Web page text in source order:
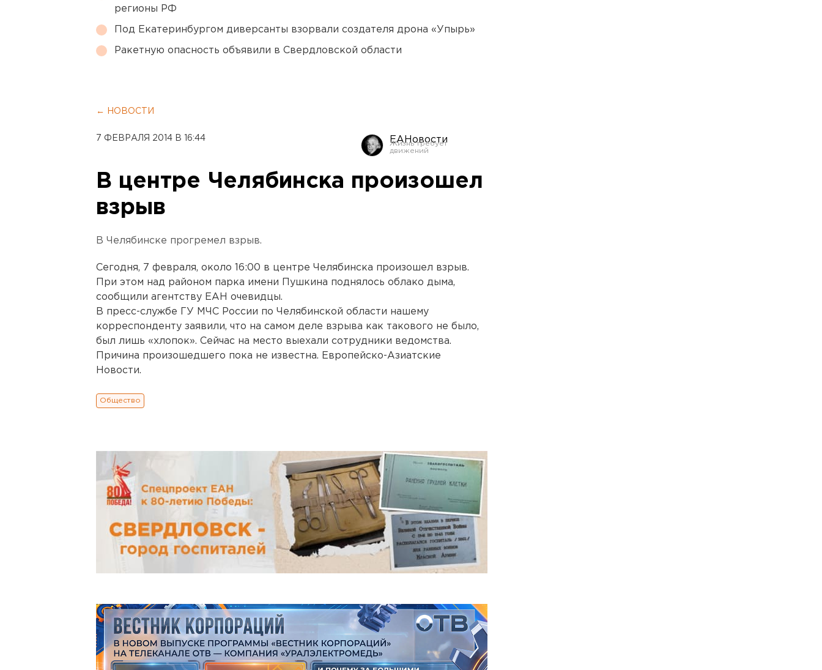
регионы РФ
Под Екатеринбургом диверсанты взорвали создателя дрона «Упырь»
Ракетную опасность объявили в Свердловской области
← НОВОСТИ
7 ФЕВРАЛЯ 2014 В 16:44 ЕАНовости
В центре Челябинска произошел
взрыв
В Челябинске прогремел взрыв.
Сегодня, 7 февраля, около 16:00 в центре Челябинска произошел взрыв.
При этом над районом парка имени Пушкина поднялось облако дыма,
сообщили агентству ЕАН очевидцы.
В пресс-службе ГУ МЧС России по Челябинской области нашему
корреспонденту заявили, что на самом деле взрыва как такового не было,
был лишь «хлопок». Сейчас на место выехали сотрудники ведомства.
Причина произошедшего пока не известна. Европейско-Азиатские
Новости.
Общество